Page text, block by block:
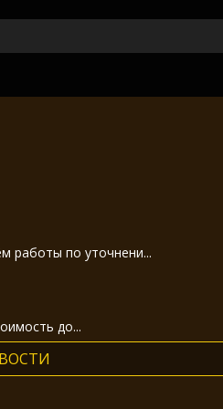
работы по уточнени...
до...